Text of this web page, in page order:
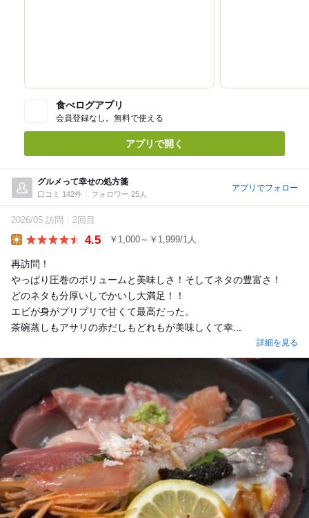
食べログアプリ
会員登録なし。無料で使える
アプリで開く
グルメって幸せの処方箋
口コミ 142件 フォロワー 25人
アプリでフォロー
2026/05 訪問 2回目
4.5 ￥1,000～￥1,999/1人
再訪問！
やっぱり圧巻のボリュームと美味しさ！そしてネタの豊富さ！
どのネタも分厚いしでかいし大満足！！
エビが身がプリプリで甘くて最高だった。
茶碗蒸しもアサリの赤だしもどれもが美味しくて幸...
詳細を見る